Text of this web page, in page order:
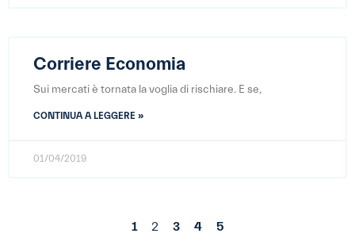
Corriere Economia
Sui mercati è tornata la voglia di rischiare. E se,
CONTINUA A LEGGERE »
01/04/2019
1 2 3 4 5